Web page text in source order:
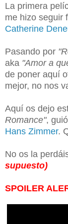
La primera
me hizo seguir
Catherine
Pasando por
aka "Amor a
de poner aquí
mejor, no nos
Aquí os dejo
Romance",
Hans Zimmer.
No os la
supuesto)
SPOILER